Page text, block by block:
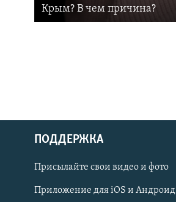
Українською
Qırımtatar
Крым? В чем причина?
ПОДДЕРЖКА
Присылайте свои видео и фото
Приложение для iOS и Андроид